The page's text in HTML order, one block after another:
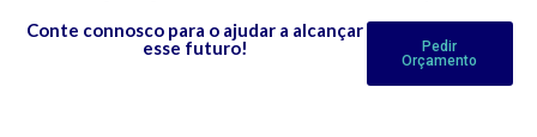
Conte connosco para o ajudar a alcançar
esse futuro!
Pedir
Orçamento